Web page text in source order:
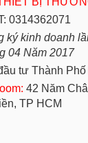
0314362071
ký kinh doanh
04 Năm 2017
tư Thành
42 Năm
TP HCM